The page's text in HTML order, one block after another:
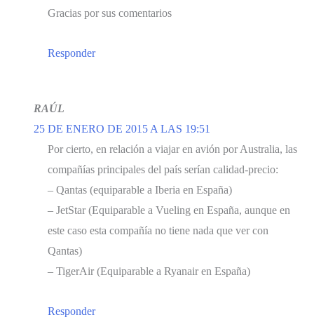
Gracias por sus comentarios
Responder
RAÚL
25 DE ENERO DE 2015 A LAS 19:51
Por cierto, en relación a viajar en avión por Australia, las
compañías principales del país serían calidad-precio:
– Qantas (equiparable a Iberia en España)
– JetStar (Equiparable a Vueling en España, aunque en
este caso esta compañía no tiene nada que ver con
Qantas)
– TigerAir (Equiparable a Ryanair en España)
Responder